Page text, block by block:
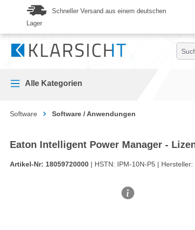
Zur Hauptnavigation springen
Schneller Versand aus einem deutschen
Lager
Alle Kategorien
Software Software / Anwendungen
Eaton Intelligent Power Manager -
Artikel-Nr: 18059720000 | HSTN: IPM-10N-P5 | Hersteller: